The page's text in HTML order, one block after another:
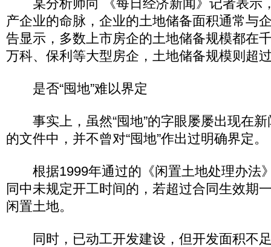
某分析师向 《每日经济新闻》记者表示
产企业的命脉，企业的土地储备面积通常与
告显示，多数上市房企的土地储备规模都在
万科、保利等大型房企，土地储备规模则超
是否“囤地”难以界定
事实上，虽然“囤地”的字眼屡屡出现在新
的文件中，并不曾对“囤地”作出过明确界定。
根据1999年通过的《闲置土地处理办法
同中未规定开工时间的，若超过合同生效期
闲置土地。
同时，已动工开发建设，但开发面积不